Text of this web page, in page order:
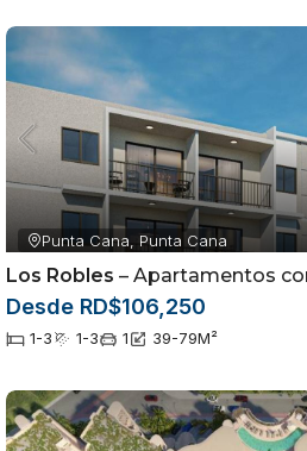
Punta Cana, Punta Cana
Los Robles – Apartamentos con bono primera vivienda
Desde RD$106,250
1-3 1-3 1 39-79M²